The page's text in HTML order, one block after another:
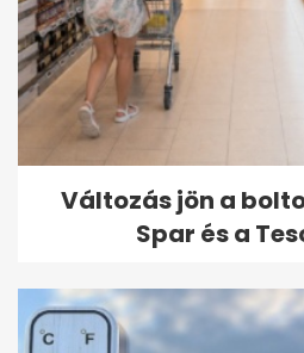
Változás jön a
Spar és a